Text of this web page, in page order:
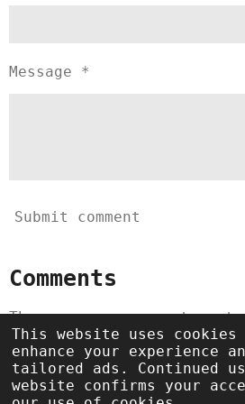
This website uses cookies
enhance your experience
tailored ads. Continued
website confirms your
Message *
Submit comment
Comments
There are no comments yet.
Svi tekstovi i sve pjesme na
vlašnistvo te ih je zabranjeno